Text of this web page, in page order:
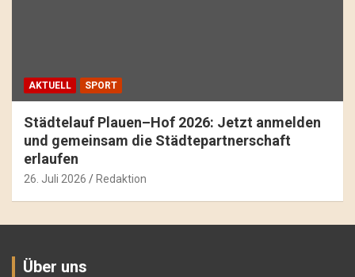
AKTUELL SPORT
Städtelauf Plauen–Hof 2026: Jetzt anmelden
und gemeinsam die Städtepartnerschaft
erlaufen
26. Juli 2026 Redaktion
Über uns